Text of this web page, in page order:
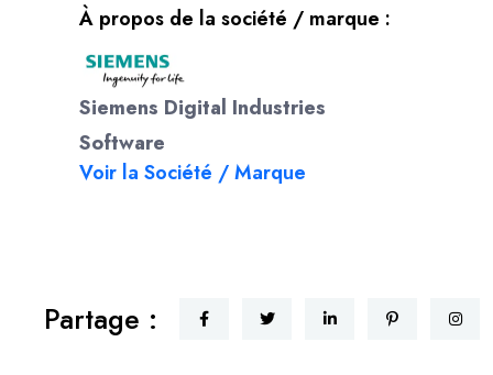
À propos de la société / marque :
Siemens Digital Industries
Software
Voir la Société / Marque
Partage :